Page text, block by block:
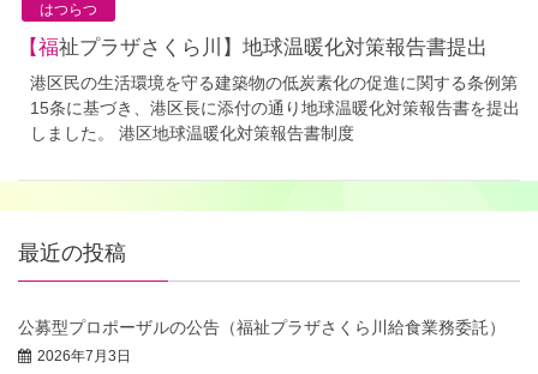
はつらつ
【福祉プラザさくら川】地球温暖化対策報告書提出
港区民の生活環境を守る建築物の低炭素化の促進に関する条例第
15条に基づき、港区長に添付の通り地球温暖化対策報告書を提出
しました。 港区地球温暖化対策報告書制度
最近の投稿
公募型プロポーザルの公告（福祉プラザさくら川給食業務委託）
2026年7月3日